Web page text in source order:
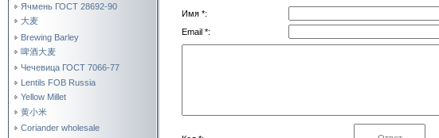
Ячмень ГОСТ 28692-90
大麦
Brewing Barley
啤酒大麦
Чечевица ГОСТ 7066-77
Lentils FOB Russia
Yellow Millet
黄小米
Coriander wholesale
Имя *:
Email *: